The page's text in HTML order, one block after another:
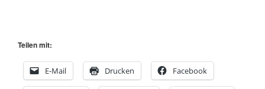
Teilen mit:
E-Mail Drucken Facebook